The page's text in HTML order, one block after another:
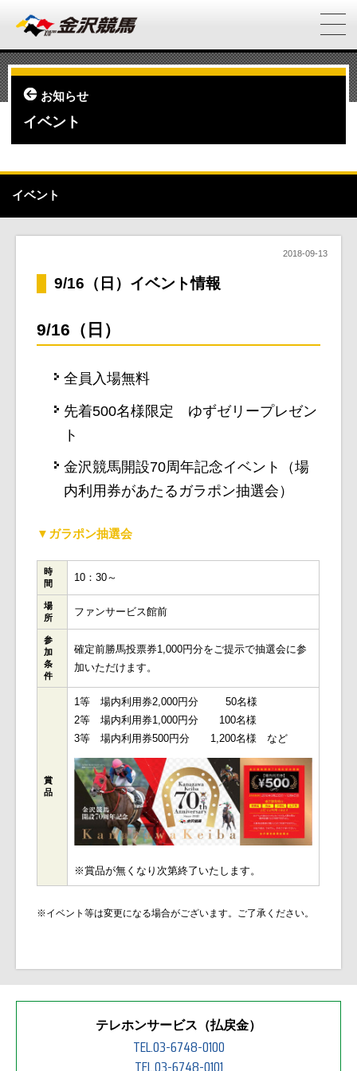
お知らせ
イベント
イベント
2018-09-13
9/16（日）イベント情報
9/16（日）
全員入場無料
先着500名様限定 ゆずゼリープレゼン
ト
金沢競馬開設70周年記念イベント（場
内利用券があたるガラポン抽選会）
▼ガラポン抽選会
時
間
10：30～
場
所
ファンサービス館前
参
加
条
件
確定前勝馬投票券1,000円分をご提示で抽選会に参
加いただけます。
賞
品
1等 場内利用券2,000円分 50名様
2等 場内利用券1,000円分 100名様
3等 場内利用券500円分 1,200名様 など
※賞品が無くなり次第終了いたします。
※イベント等は変更になる場合がございます。ご了承ください。
テレホンサービス（払戻金）
TEL.03-6748-0100